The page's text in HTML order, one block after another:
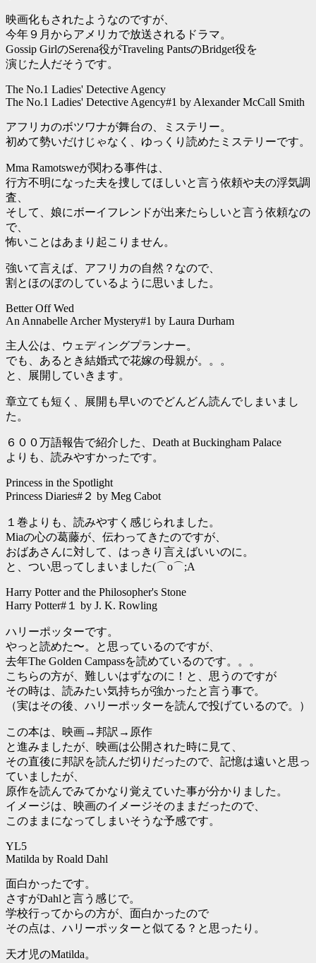
映画化もされたようなのですが、
今年９月からアメリカで放送されるドラマ。
Gossip GirlのSerena役がTraveling PantsのBridget役を
演じた人だそうです。
The No.1 Ladies' Detective Agency
The No.1 Ladies' Detective Agency#1 by Alexander McCall Smith
アフリカのボツワナが舞台の、ミステリー。
初めて勢いだけじゃなく、ゆっくり読めたミステリーです。
Mma Ramotsweが関わる事件は、
行方不明になった夫を捜してほしいと言う依頼や夫の浮気調
査、
そして、娘にボーイフレンドが出来たらしいと言う依頼なの
で、
怖いことはあまり起こりません。
強いて言えば、アフリカの自然？なので、
割とほのぼのしているように思いました。
Better Off Wed
An Annabelle Archer Mystery#1 by Laura Durham
主人公は、ウェディングプランナー。
でも、あるとき結婚式で花嫁の母親が。。。
と、展開していきます。
章立ても短く、展開も早いのでどんどん読んでしまいまし
た。
６００万語報告で紹介した、Death at Buckingham Palace
よりも、読みやすかったです。
Princess in the Spotlight
Princess Diaries#２ by Meg Cabot
１巻よりも、読みやすく感じられました。
Miaの心の葛藤が、伝わってきたのですが、
おばあさんに対して、はっきり言えばいいのに。
と、つい思ってしまいました(⌒o⌒;A
Harry Potter and the Philosopher's Stone
Harry Potter#１ by J. K. Rowling
ハリーポッターです。
やっと読めた〜。と思っているのですが、
去年The Golden Campassを読めているのです。。。
こちらの方が、難しいはずなのに！と、思うのですが
その時は、読みたい気持ちが強かったと言う事で。
（実はその後、ハリーポッターを読んで投げているので。）
この本は、映画→邦訳→原作
と進みましたが、映画は公開された時に見て、
その直後に邦訳を読んだ切りだったので、記憶は遠いと思っ
ていましたが、
原作を読んでみてかなり覚えていた事が分かりました。
イメージは、映画のイメージそのままだったので、
このままになってしまいそうな予感です。
YL5
Matilda by Roald Dahl
面白かったです。
さすがDahlと言う感じで。
学校行ってからの方が、面白かったので
その点は、ハリーポッターと似てる？と思ったり。
天才児のMatilda。